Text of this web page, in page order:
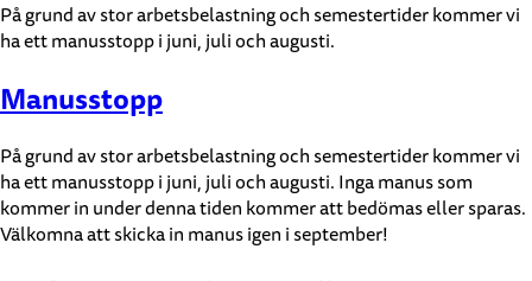
På grund av stor arbetsbelastning och semestertider kommer vi
ha ett manusstopp i juni, juli och augusti.
Manusstopp
På grund av stor arbetsbelastning och semestertider kommer vi
ha ett manusstopp i juni, juli och augusti. Inga manus som
kommer in under denna tiden kommer att bedömas eller sparas.
Välkomna att skicka in manus igen i september!